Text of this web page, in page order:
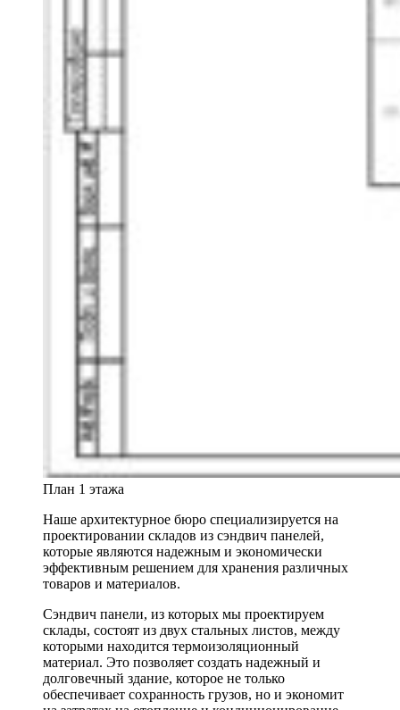
План 1 этажа
Наше архитектурное бюро специализируется на
проектировании складов из сэндвич панелей,
которые являются надежным и экономически
эффективным решением для хранения различных
товаров и материалов.
Сэндвич панели, из которых мы проектируем
склады, состоят из двух стальных листов, между
которыми находится термоизоляционный
материал. Это позволяет создать надежный и
долговечный здание, которое не только
обеспечивает сохранность грузов, но и экономит